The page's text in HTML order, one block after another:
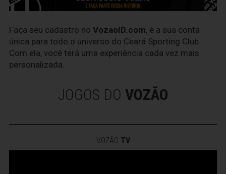
Faça seu cadastro no VozaoID.com, é a sua conta
única para todo o universo do Ceará Sporting Club.
Com ela, você terá uma experiência cada vez mais
personalizada.
JOGOS DO VOZÃO
VOZÃO TV